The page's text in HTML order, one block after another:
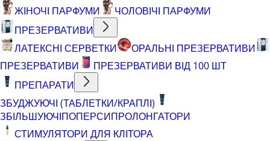
ЖІНОЧІ ПАРФУМИ
ЧОЛОВІЧІ ПАРФУМИ
ПРЕЗЕРВАТИВИ
ЛАТЕКСНІ СЕРВЕТКИ
ОРАЛЬНІ ПРЕЗЕРВАТИВИ
ПРЕЗЕРВАТИВИ
ПРЕЗЕРВАТИВИ ВІД 100 ШТ
ПРЕПАРАТИ
ЗБУДЖУЮЧІ (ТАБЛЕТКИ/КРАПЛІ)
ЗБІЛЬШУЮЧІПОПЕРСИПРОЛОНГАТОРИ
СТИМУЛЯТОРИ ДЛЯ КЛІТОРА